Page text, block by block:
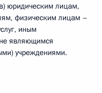
юридическим лицам,
физическим лицам –
иным
являющимся
учреждениями.